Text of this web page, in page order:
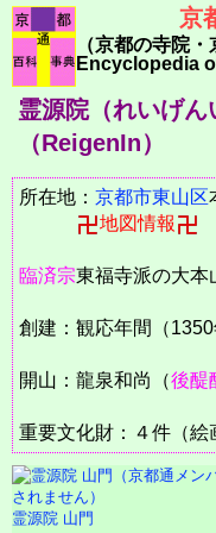
京
（京都の寺院
Encyclopedia
霊源院（れいげん
（ReigenIn）
所在地： 京都市東山区
地図情報
臨済宗東福寺派の大本
創建：観応年間（1350
開山：龍泉和尚（後醍
重要文化財：４件（絵
霊源院 山門